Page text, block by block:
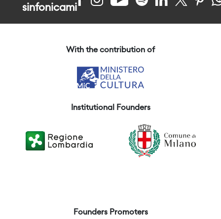
sinfonicami
With the contribution of
Institutional Founders
Founders Promoters